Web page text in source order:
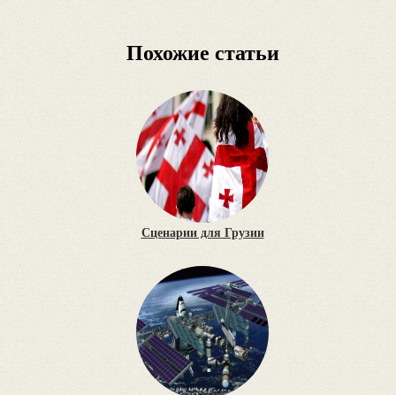
Похожие статьи
Сценарии для Грузии